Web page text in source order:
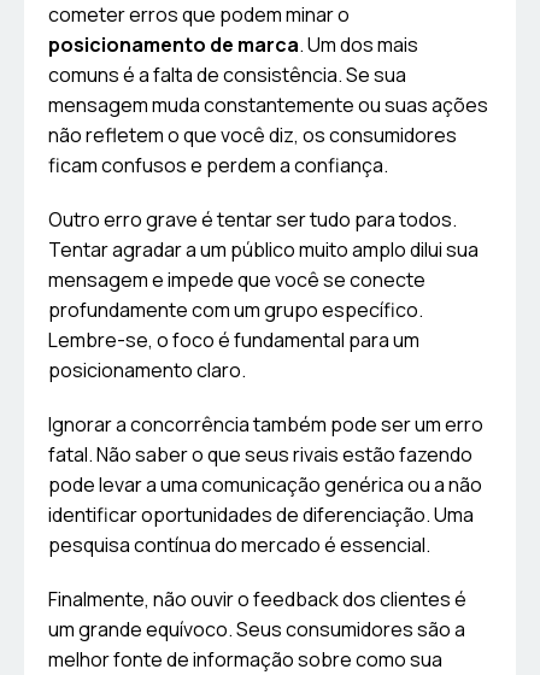
cometer erros que podem minar o
posicionamento de marca. Um dos mais
comuns é a falta de consistência. Se sua
mensagem muda constantemente ou suas ações
não refletem o que você diz, os consumidores
ficam confusos e perdem a confiança.
Outro erro grave é tentar ser tudo para todos.
Tentar agradar a um público muito amplo dilui sua
mensagem e impede que você se conecte
profundamente com um grupo específico.
Lembre-se, o foco é fundamental para um
posicionamento claro.
Ignorar a concorrência também pode ser um erro
fatal. Não saber o que seus rivais estão fazendo
pode levar a uma comunicação genérica ou a não
identificar oportunidades de diferenciação. Uma
pesquisa contínua do mercado é essencial.
Finalmente, não ouvir o feedback dos clientes é
um grande equívoco. Seus consumidores são a
melhor fonte de informação sobre como sua